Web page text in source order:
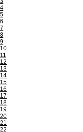
4
5
6
7
8
9
10
11
12
13
14
15
16
17
18
19
20
21
22